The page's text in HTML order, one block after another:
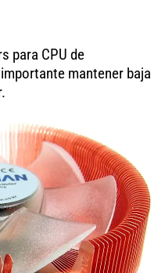
para CPU de
mantener baja